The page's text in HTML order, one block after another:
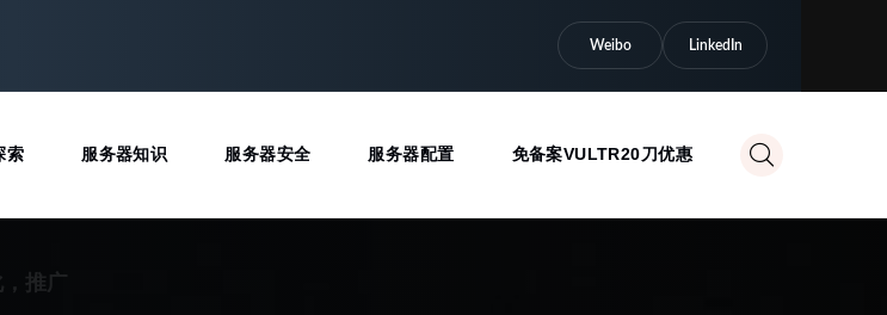
Weibo LinkedIn
索 服务器知识 服务器安全 服务器配置 免备案VULTR20刀优惠
推广